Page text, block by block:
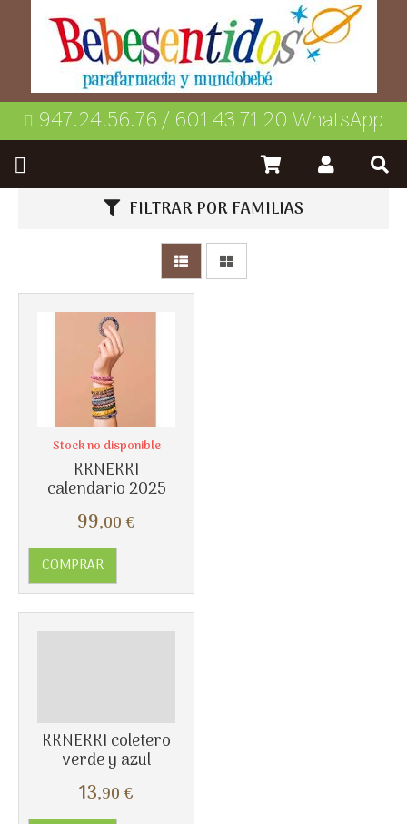
947.24.56.76 / 601 43 71 20 WhatsApp
FILTRAR POR FAMILIAS
KKNEKKI
calendario 2025
99,00 €
Stock no disponible
COMPRAR
KKNEKKI coletero
verde y azul
13,90 €
Más info
Más info